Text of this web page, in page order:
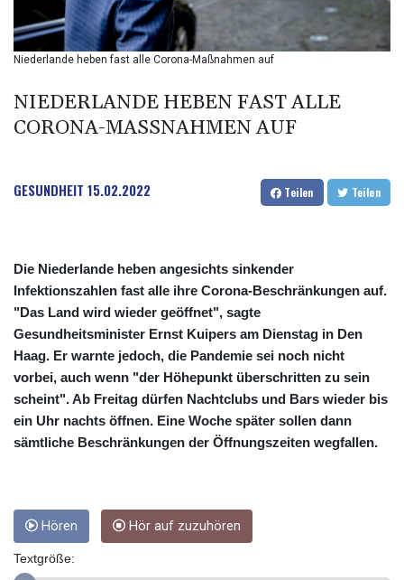
BSD 0.997016
BTN 94.875232
BWP 13.457596
BZD 2.00519
CLF 0.023206
CLP 913.315746
3142.844787
CUC 1
CUP 26.5
CVE 95.372573
DKK 6.46804
DOP 58.20179
Niederlande heben fast alle Corona-Maßnahmen auf
NIEDERLANDE HEBEN FAST ALLE
CORONA-MASSNAHMEN AUF
GESUNDHEIT 15.02.2022 Teilen Teilen
Die Niederlande heben angesichts sinkender
Infektionszahlen fast alle ihre Corona-Beschränkungen auf.
"Das Land wird wieder geöffnet", sagte
Gesundheitsminister Ernst Kuipers am Dienstag in Den
Haag. Er warnte jedoch, die Pandemie sei noch nicht
vorbei, auch wenn "der Höhepunkt überschritten zu sein
scheint". Ab Freitag dürfen Nachtclubs und Bars wieder bis
ein Uhr nachts öffnen. Eine Woche später sollen dann
sämtliche Beschränkungen der Öffnungszeiten wegfallen.
Hören Hör auf zuzuhören
Textgröße: